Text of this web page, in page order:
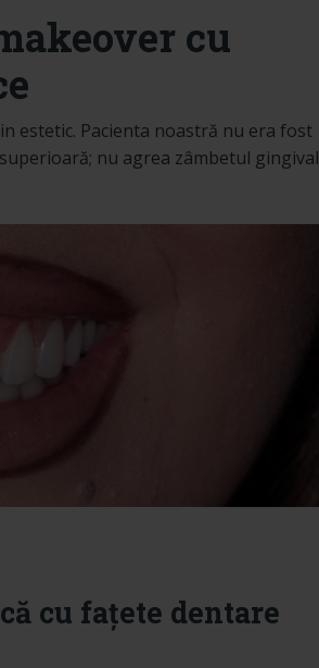
cu
estetic. Pacienta noastră nu era fost
nu agrea zâmbetul gingival
cu fațete dentare